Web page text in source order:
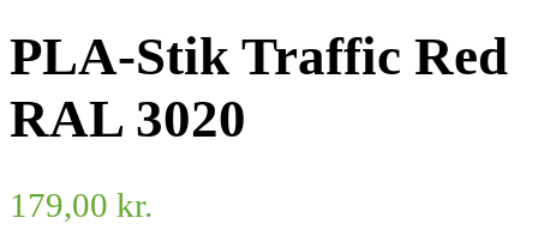
PLA-Stik Traffic Red
RAL 3020
179,00 kr.